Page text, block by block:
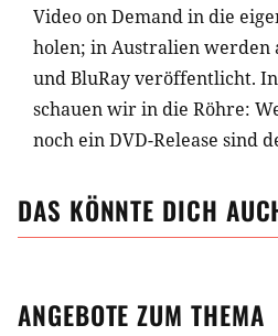
Video on Demand in die
holen; in Australien werden
und BluRay veröffentlicht.
schauen wir in die Röhre:
noch ein DVD-Release sind
DAS KÖNNTE DICH
ANGEBOTE ZUM THEMA